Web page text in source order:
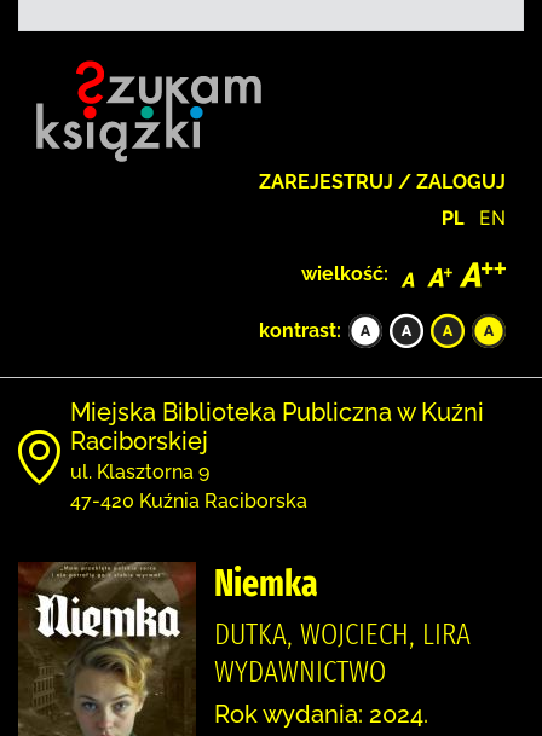
ZAREJESTRUJ / ZALOGUJ
PL EN
wielkość:
kontrast:
Miejska Biblioteka Publiczna w Kuźni
Raciborskiej
ul. Klasztorna 9
47-420 Kuźnia Raciborska
Niemka
DUTKA, WOJCIECH, LIRA
WYDAWNICTWO
Rok wydania: 2024.